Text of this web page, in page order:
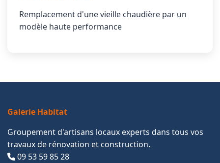
Remplacement d'une vieille chaudière par un
modèle haute performance
Galerie Habitat
Groupement d'artisans locaux experts dans tous vos
travaux de rénovation et construction.
09 53 59 85 28